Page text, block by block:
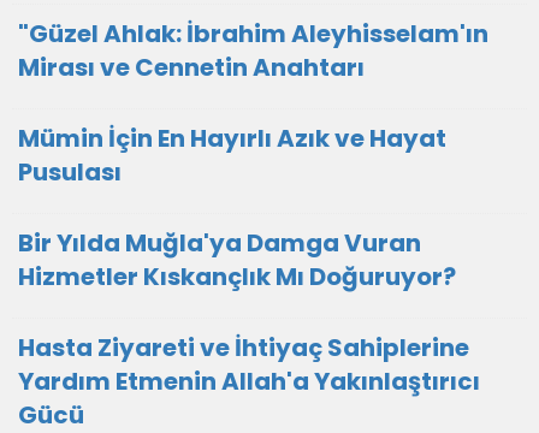
"Güzel Ahlak: İbrahim Aleyhisselam'ın
Mirası ve Cennetin Anahtarı
Mümin İçin En Hayırlı Azık ve Hayat
Pusulası
Bir Yılda Muğla'ya Damga Vuran
Hizmetler Kıskançlık Mı Doğuruyor?
Hasta Ziyareti ve İhtiyaç Sahiplerine
Yardım Etmenin Allah'a Yakınlaştırıcı
Gücü